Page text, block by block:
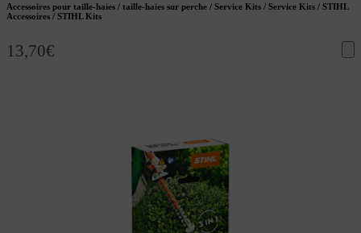
Accessoires pour taille-haies / taille-haies sur perche / Service Kits / Service Kits / STIHL
Accessoires / STIHL Kits
13,70€